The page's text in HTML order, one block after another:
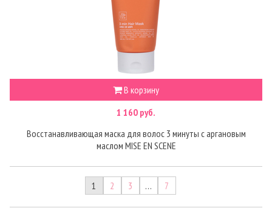
В корзину
1 160 руб.
Восстанавливающая маска для волос 3 минуты с аргановым
маслом MISE EN SCENE
1 2 3 … 7